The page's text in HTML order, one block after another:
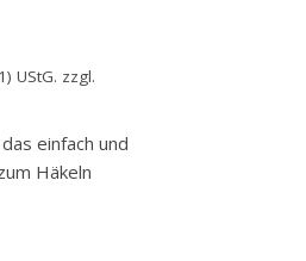
UStG. zzgl.
einfach und
Häkeln